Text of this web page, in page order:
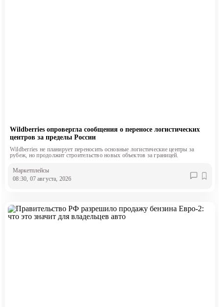
Wildberries опровергла сообщения о переносе логистических
центров за пределы России
Wildberries не планирует переносить основные логистические центры за
рубеж, но продолжит строительство новых объектов за границей.
Маркетплейсы
08:30, 07 августа, 2026